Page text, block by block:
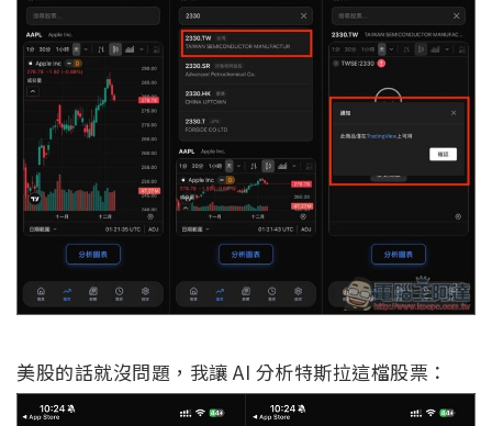
美股的話就沒問題，我讓 AI 分析特斯拉這檔股票：